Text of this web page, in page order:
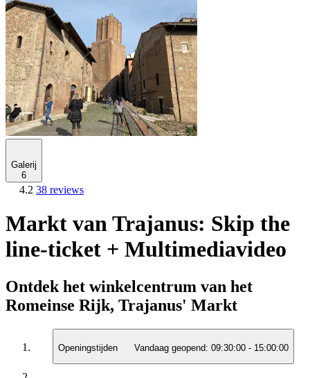
Galerij
6
4.2 38 reviews
Markt van Trajanus: Skip the
line-ticket + Multimediavideo
Ontdek het winkelcentrum van het
Romeinse Rijk, Trajanus' Markt
Openingstijden Vandaag geopend: 09:30:00 - 15:00:00